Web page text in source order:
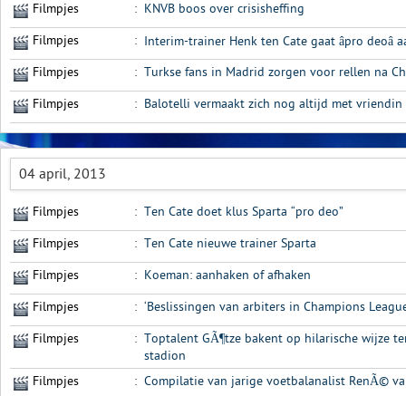
Filmpjes : KNVB boos over crisisheffing
Filmpjes : Interim-trainer Henk ten Cate gaat âpro
Filmpjes
: Turkse fans in Madrid zorgen voor rellen na
Filmpjes : Balotelli vermaakt zich nog altijd met vriendin
04 april, 2013
Filmpjes : Ten Cate doet klus Sparta “pro deo”
Filmpjes : Ten Cate nieuwe trainer Sparta
Filmpjes : Koeman: aanhaken of afhaken
Filmpjes : ‘Beslissingen van arbiters in Champions
Filmpjes : Toptalent GÃ¶tze bakent op hilarische wijze
stadion
Filmpjes
: Compilatie van jarige voetbalanalist RenÃ©